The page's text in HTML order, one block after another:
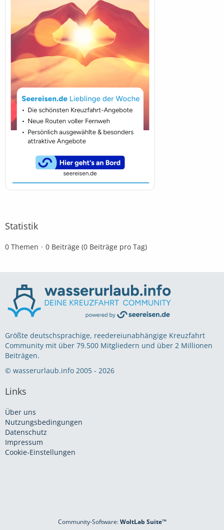
Statistik
0 Themen 0 Beiträge (0 Beiträge pro Tag)
Größte deutschsprachige, reedereiunabhängige Kreuzfahrt
Community mit über 79.500 Mitgliedern und über 2 Millionen
Beiträgen.
© wasserurlaub.info 2005 - 2026
Links
Über uns
Nutzungsbedingungen
Datenschutz
Impressum
Cookie-Einstellungen
Community-Software:WoltLab Suite™